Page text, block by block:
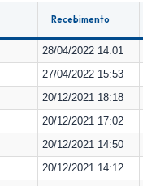
Recebimento
28/04/2022 14:01
27/04/2022 15:53
20/12/2021 18:18
20/12/2021 17:02
20/12/2021 14:50
20/12/2021 14:12